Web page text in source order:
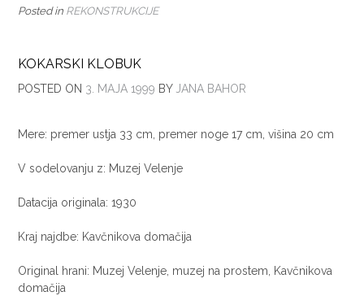
Posted in REKONSTRUKCIJE
KOKARSKI KLOBUK
POSTED ON 3. MAJA 1999 BY JANA BAHOR
Mere: premer ustja 33 cm, premer noge 17 cm, višina 20 cm
V sodelovanju z: Muzej Velenje
Datacija originala: 1930
Kraj najdbe: Kavčnikova domačija
Original hrani: Muzej Velenje, muzej na prostem, Kavčnikova
domačija